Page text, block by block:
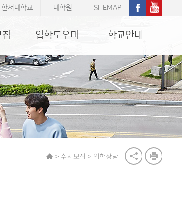
한서대학교 대학원 SITEMAP
입학도우미 학교안내
> 수시모집 > 입학상담